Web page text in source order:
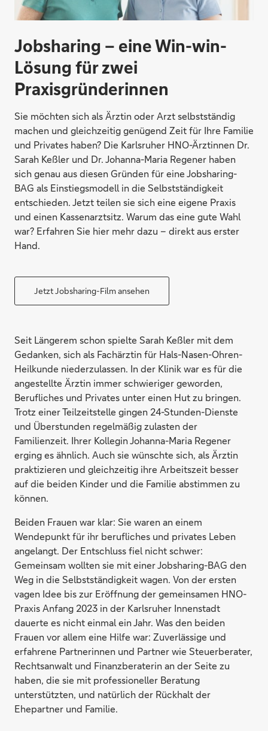
Jobsharing – eine Win-win-
Lösung für zwei
Praxisgründerinnen
Sie möchten sich als Ärztin oder Arzt selbstständig
machen und gleichzeitig genügend Zeit für Ihre Familie
und Privates haben? Die Karlsruher HNO-Ärztinnen Dr.
Sarah Keßler und Dr. Johanna-Maria Regener haben
sich genau aus diesen Gründen für eine Jobsharing-
BAG als Einstiegsmodell in die Selbstständigkeit
entschieden. Jetzt teilen sie sich eine eigene Praxis
und einen Kassenarztsitz. Warum das eine gute Wahl
war? Erfahren Sie hier mehr dazu – direkt aus erster
Hand.
Jetzt Jobsharing-Film ansehen
Seit Längerem schon spielte Sarah Keßler mit dem
Gedanken, sich als Fachärztin für Hals-Nasen-Ohren-
Heilkunde niederzulassen. In der Klinik war es für die
angestellte Ärztin immer schwieriger geworden,
Berufliches und Privates unter einen Hut zu bringen.
Trotz einer Teilzeitstelle gingen 24-Stunden-Dienste
und Überstunden regelmäßig zulasten der
Familienzeit. Ihrer Kollegin Johanna-Maria Regener
erging es ähnlich. Auch sie wünschte sich, als Ärztin
praktizieren und gleichzeitig ihre Arbeitszeit besser
auf die beiden Kinder und die Familie abstimmen zu
können.
Beiden Frauen war klar: Sie waren an einem
Wendepunkt für ihr berufliches und privates Leben
angelangt. Der Entschluss fiel nicht schwer:
Gemeinsam wollten sie mit einer Jobsharing-BAG den
Weg in die Selbstständigkeit wagen. Von der ersten
vagen Idee bis zur Eröffnung der gemeinsamen HNO-
Praxis Anfang 2023 in der Karlsruher Innenstadt
dauerte es nicht einmal ein Jahr. Was den beiden
Frauen vor allem eine Hilfe war: Zuverlässige und
erfahrene Partnerinnen und Partner wie Steuerberater,
Rechtsanwalt und Finanzberaterin an der Seite zu
haben, die sie mit professioneller Beratung
unterstützten, und natürlich der Rückhalt der
Ehepartner und Familie.